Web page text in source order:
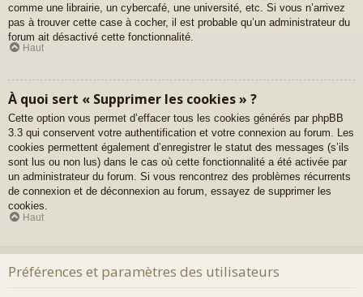
comme une librairie, un cybercafé, une université, etc. Si vous n’arrivez
pas à trouver cette case à cocher, il est probable qu’un administrateur du
forum ait désactivé cette fonctionnalité.
Haut
À quoi sert « Supprimer les cookies » ?
Cette option vous permet d’effacer tous les cookies générés par phpBB
3.3 qui conservent votre authentification et votre connexion au forum. Les
cookies permettent également d’enregistrer le statut des messages (s’ils
sont lus ou non lus) dans le cas où cette fonctionnalité a été activée par
un administrateur du forum. Si vous rencontrez des problèmes récurrents
de connexion et de déconnexion au forum, essayez de supprimer les
cookies.
Haut
Préférences et paramètres des utilisateurs